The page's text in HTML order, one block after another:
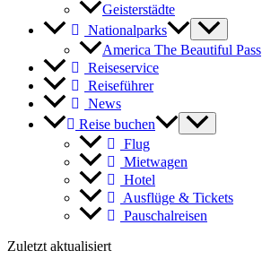
Geisterstädte
Nationalparks
America The Beautiful Pass
Reiseservice
Reiseführer
News
Reise buchen
Flug
Mietwagen
Hotel
Ausflüge & Tickets
Pauschalreisen
Zuletzt aktualisiert